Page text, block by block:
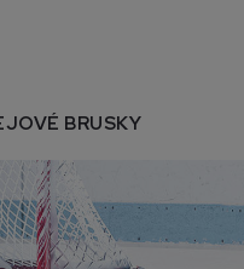
BRUSKY